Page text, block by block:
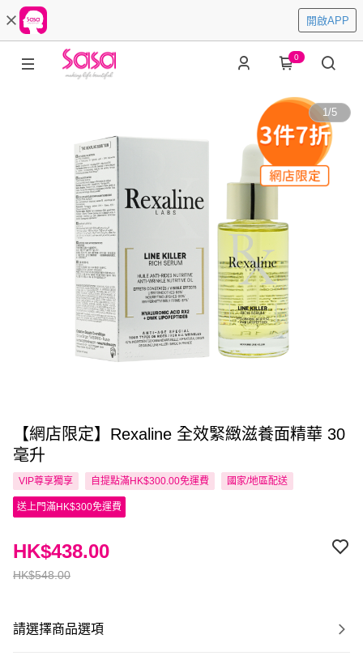
開啟APP
0
1/5
【網店限定】Rexaline 全效緊緻滋養面精華 30
毫升
VIP尊享獨享 自提點滿HK$300.00免運費 國家/地區配送
送上門滿HK$300免運費
HK$548.00
HK$438.00
請選擇商品選項